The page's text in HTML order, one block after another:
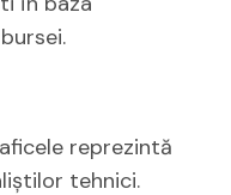
reprezintă
tehnici.